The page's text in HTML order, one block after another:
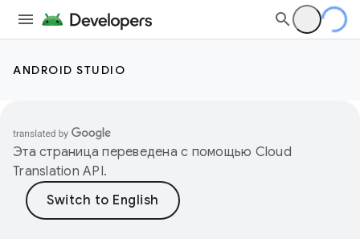
ANDROID STUDIO
Эта страница переведена с помощью Cloud
Translation API.